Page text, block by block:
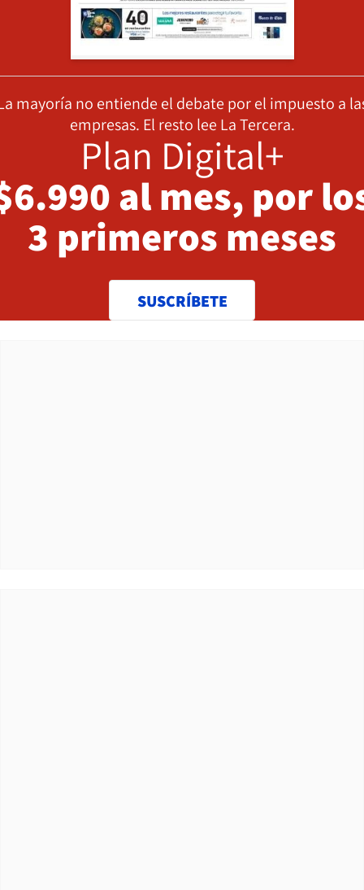
mayoría no entiende el debate por el impuesto a
empresas. El resto lee La Tercera.
Plan Digital+
al mes, por
3 primeros meses
SUSCRÍBETE